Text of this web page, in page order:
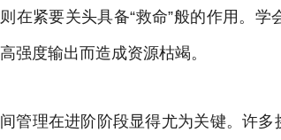
在紧要关头具备“救命”般的作用。
强度输出而造成资源枯竭。
管理在进阶阶段显得尤为关键。许